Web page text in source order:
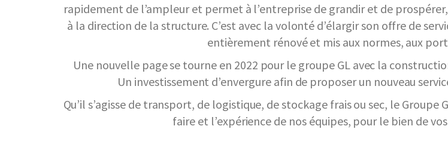
rapidement de l’ampleur et permet à l’entreprise de grandir et de
à la direction de la structure. C’est avec la volonté d’élargir son offre de
entièrement rénové et mis aux normes, aux
Une nouvelle page se tourne en 2022 pour le groupe GL avec la
Un investissement d’envergure afin de proposer un nouveau
Qu’il s’agisse de transport, de logistique, de stockage frais ou sec, le
faire et l’expérience de nos équipes, pour le bien de